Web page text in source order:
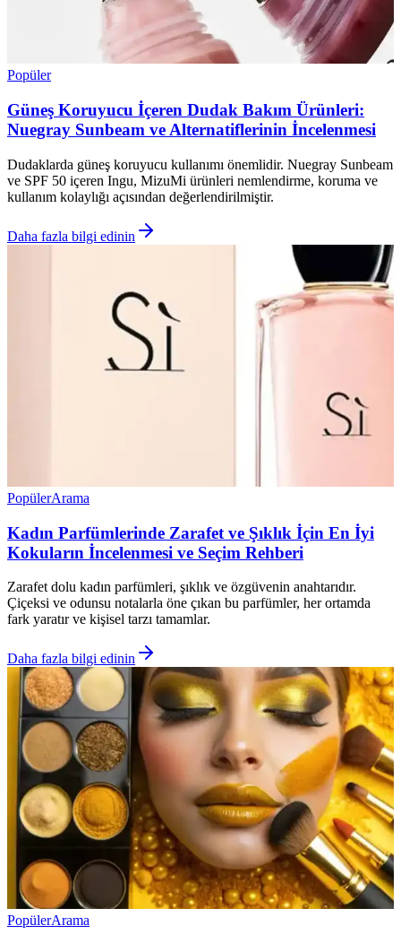
Popüler
Güneş Koruyucu İçeren Dudak Bakım Ürünleri:
Nuegray Sunbeam ve Alternatiflerinin İncelenmesi
Dudaklarda güneş koruyucu kullanımı önemlidir. Nuegray Sunbeam
ve SPF 50 içeren Ingu, MizuMi ürünleri nemlendirme, koruma ve
kullanım kolaylığı açısından değerlendirilmiştir.
Daha fazla bilgi edinin
PopülerArama
Kadın Parfümlerinde Zarafet ve Şıklık İçin En İyi
Kokuların İncelenmesi ve Seçim Rehberi
Zarafet dolu kadın parfümleri, şıklık ve özgüvenin anahtarıdır.
Çiçeksi ve odunsu notalarla öne çıkan bu parfümler, her ortamda
fark yaratır ve kişisel tarzı tamamlar.
Daha fazla bilgi edinin
PopülerArama